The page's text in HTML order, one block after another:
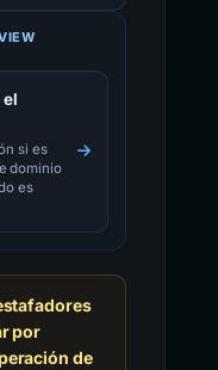
el
si es
dominio
es
por
de